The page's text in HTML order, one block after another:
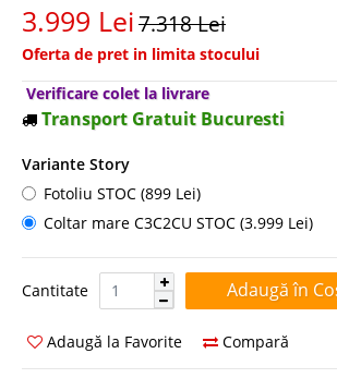
3.999 Lei7.318 Lei
Oferta de pret in limita stocului
Verificare colet la livrare
Transport Gratuit Bucuresti
Variante Story
Fotoliu STOC (899 Lei)
Coltar mare C3C2CU STOC (3.999 Lei)
Cantitate Cantitate:
Adaugă la Favorite Compară